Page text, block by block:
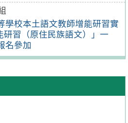
學校本土語文教師增能研習實
習（原住民族語文）」一
名參加